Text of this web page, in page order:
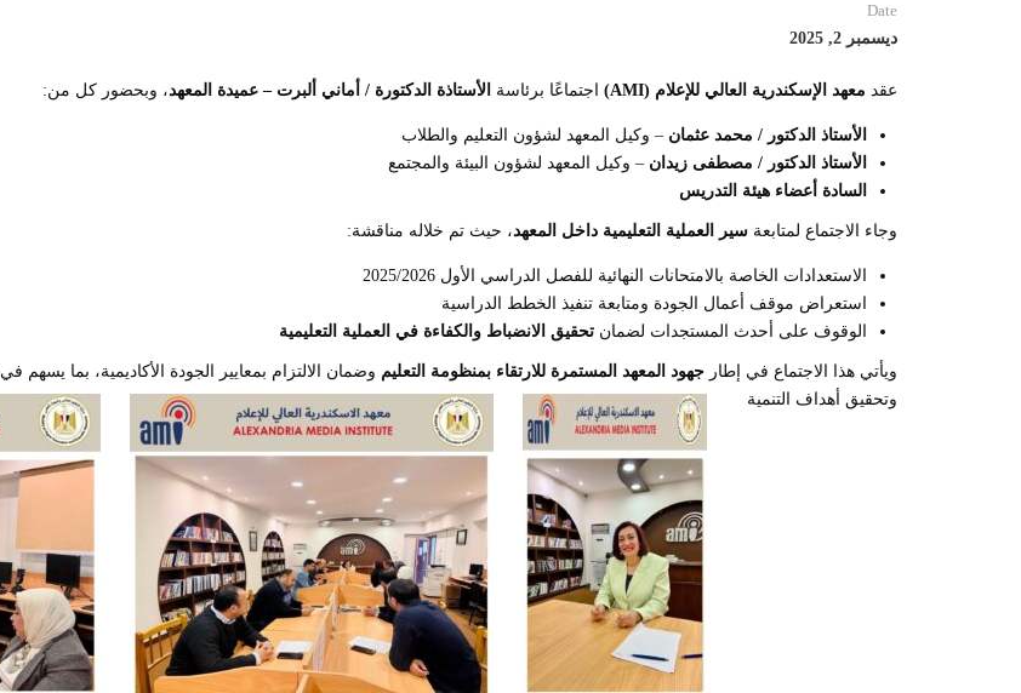
Date
ديسمبر 2, 2025
عقد معهد الإسكندرية العالي للإعلام (AMI) اجتماعًا برئاسة الأستاذة الدكتورة / أماني ألبرت – عميدة المعهد، وبحضور كل من:
الأستاذ الدكتور / محمد عثمان – وكيل المعهد لشؤون التعليم والطلاب
الأستاذ الدكتور / مصطفى زيدان – وكيل المعهد لشؤون البيئة والمجتمع
السادة أعضاء هيئة التدريس
وجاء الاجتماع لمتابعة سير العملية التعليمية داخل المعهد، حيث تم خلاله مناقشة:
الاستعدادات الخاصة بالامتحانات النهائية للفصل الدراسي الأول 2025/2026
استعراض موقف أعمال الجودة ومتابعة تنفيذ الخطط الدراسية
الوقوف على أحدث المستجدات لضمان تحقيق الانضباط والكفاءة في العملية التعليمية
ويأتي هذا الاجتماع في إطار جهود المعهد المستمرة للارتقاء بمنظومة التعليم وضمان الالتزام بمعايير الجودة الأكاديمية، بما يسهم في
وتحقيق أهداف التنمية